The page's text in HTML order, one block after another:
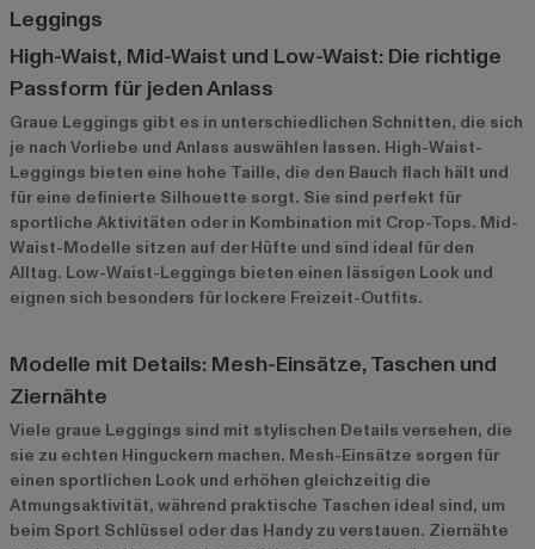
Leggings
High-Waist, Mid-Waist und Low-Waist: Die richtige
Passform für jeden Anlass
Graue Leggings gibt es in unterschiedlichen Schnitten, die sich
je nach Vorliebe und Anlass auswählen lassen. High-Waist-
Leggings bieten eine hohe Taille, die den Bauch flach hält und
für eine definierte Silhouette sorgt. Sie sind perfekt für
sportliche Aktivitäten oder in Kombination mit Crop-Tops. Mid-
Waist-Modelle sitzen auf der Hüfte und sind ideal für den
Alltag. Low-Waist-Leggings bieten einen lässigen Look und
eignen sich besonders für lockere Freizeit-Outfits.
Modelle mit Details: Mesh-Einsätze, Taschen und
Ziernähte
Viele graue Leggings sind mit stylischen Details versehen, die
sie zu echten Hinguckern machen. Mesh-Einsätze sorgen für
einen sportlichen Look und erhöhen gleichzeitig die
Atmungsaktivität, während praktische Taschen ideal sind, um
beim Sport Schlüssel oder das Handy zu verstauen. Ziernähte